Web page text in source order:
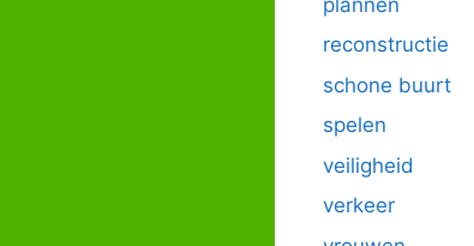
reconstructie
schone buurt
spelen
veiligheid
verkeer